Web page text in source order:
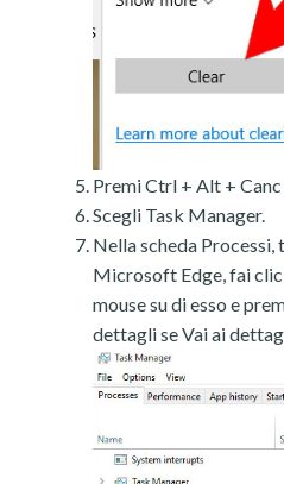
Premi Ctrl + Alt + Canc
Scegli Task Manager.
Nella scheda Processi,
Microsoft Edge, fai
mouse su di esso e
dettagli se Vai ai